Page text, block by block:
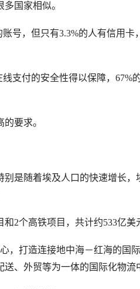
国家相似。
号，但只有3.3%的人有信用卡
支付的安全性得以保障，67%
要求。
是随着埃及人口的快速增长，
2个高铁项目，共计约533亿美
，打造连接地中海－红海的国际
、外贸等为一体的国际化物流